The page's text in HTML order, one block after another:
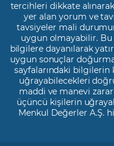
tercihleri dikkate
yer alan yorum ve
tavsiyeler mali
uygun olmayabilir. Bu
bilgilere dayanılarak
uygun sonuçlar
sayfalarındaki bilgilerin
uğrayabilecekleri
maddi ve manevi
üçüncü kişilerin
Menkul Değerler A.Ş.